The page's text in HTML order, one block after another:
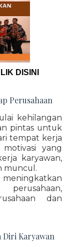
DISINI
Perusahaan
kehilangan
pintas untuk
tempat kerja
yang
karyawan,
muncul.
dan
Diri Karyawan